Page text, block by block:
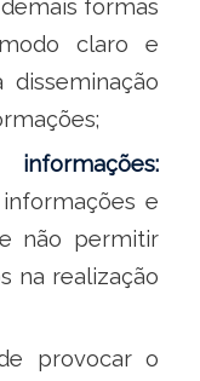
formas
claro e
e
não permitir
na realização
provocar o